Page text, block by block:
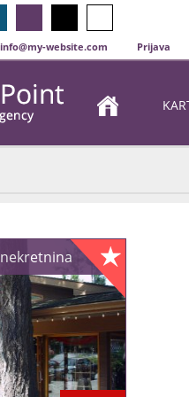
info@my-website.com Prijava